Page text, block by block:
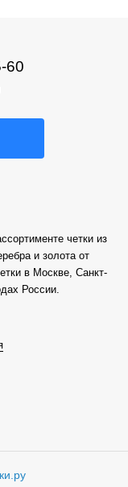
60
четки из
и золота от
в Москве, Санкт-
России.